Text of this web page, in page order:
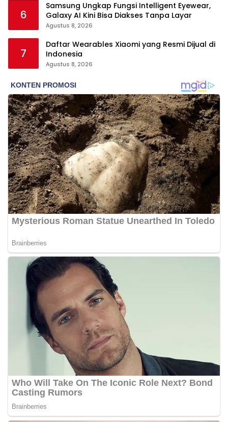
6
Samsung Ungkap Fungsi Intelligent Eyewear,
Galaxy AI Kini Bisa Diakses Tanpa Layar
Agustus 8, 2026
7
Daftar Wearables Xiaomi yang Resmi Dijual di
Indonesia
Agustus 8, 2026